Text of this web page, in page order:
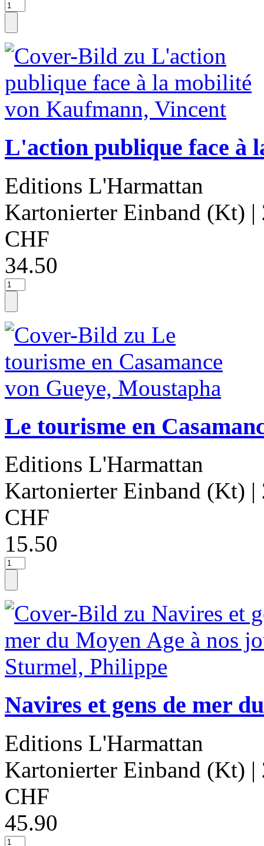
L'action publique face à
Editions L'Harmattan
Kartonierter Einband (Kt) |
CHF
34.50
Le tourisme en
Editions L'Harmattan
Kartonierter Einband (Kt) |
CHF
15.50
Navires et gens de mer
Editions L'Harmattan
Kartonierter Einband (Kt) |
CHF
45.90